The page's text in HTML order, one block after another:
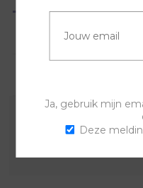
Combineer deze
Ja, gebruik mijn
Deze